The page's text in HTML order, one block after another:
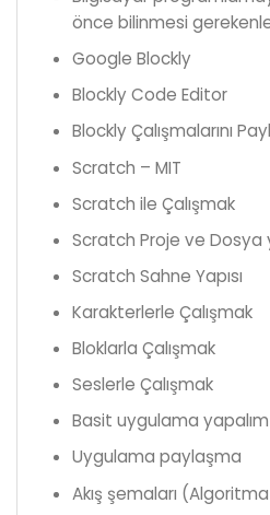
önce bilinmesi
Google Blockly
Blockly Code Editor
Blockly Çalışmalarını
Scratch – MIT
Scratch ile Çalışmak
Scratch Proje ve Dosya
Scratch Sahne Yapısı
Karakterlerle Çalışmak
Bloklarla Çalışmak
Seslerle Çalışmak
Basit uygulama yapalım
Uygulama paylaşma
Akış şemaları